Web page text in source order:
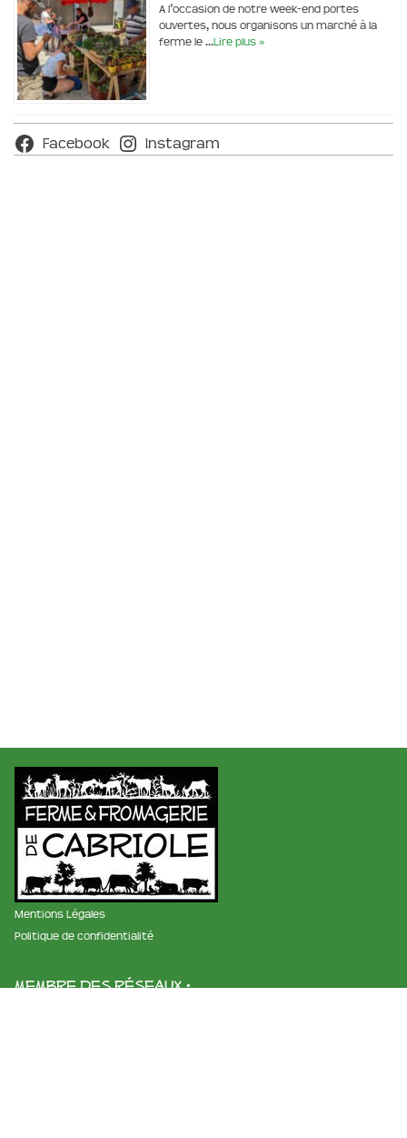
A l’occasion de notre week-end portes
ouvertes, nous organisons un marché à la
ferme le …Lire plus »
Facebook Instagram
Mentions Légales
Politique de confidentialité
membre des réseaux :